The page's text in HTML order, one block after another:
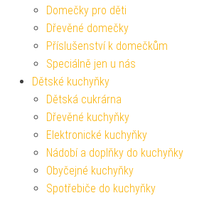
Domečky pro děti
Dřevěné domečky
Příslušenství k domečkům
Speciálně jen u nás
Dětské kuchyňky
Dětská cukrárna
Dřevěné kuchyňky
Elektronické kuchyňky
Nádobí a doplňky do kuchyňky
Obyčejné kuchyňky
Spotřebiče do kuchyňky